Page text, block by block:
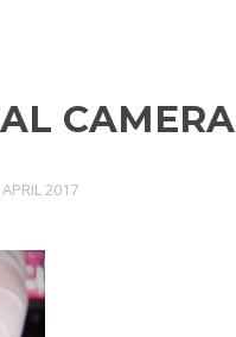
CAMERA
APRIL 2017